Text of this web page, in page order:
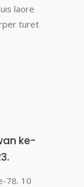
laore
turet
ke-
78. 10